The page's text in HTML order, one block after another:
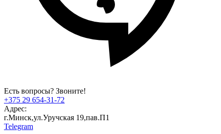
Есть вопросы? Звоните!
+375 29 654-31-72
Адрес:
г.Минск,ул.Уручская 19,пав.П1
Telegram